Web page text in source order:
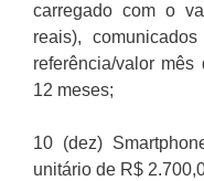
carregado com o
reais),
referência/valor
12 meses;
10 (dez)
unitário de R$